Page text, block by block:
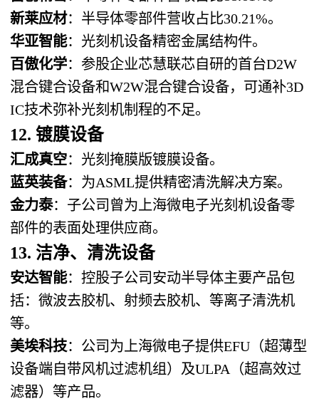
新莱应材：半导体零部件营收占比30.21%。
华亚智能：光刻机设备精密金属结构件。
百傲化学：参股企业芯慧联芯自研的首台D2W
混合键合设备和W2W混合键合设备，可通补3D
IC技术弥补光刻机制程的不足。
12. 镀膜设备
汇成真空：光刻掩膜版镀膜设备。
蓝英装备：为ASML提供精密清洗解决方案。
金力泰：子公司曾为上海微电子光刻机设备零
部件的表面处理供应商。
13. 洁净、清洗设备
安达智能：控股子公司安动半导体主要产品包
括：微波去胶机、射频去胶机、等离子清洗机
等。
美埃科技：公司为上海微电子提供EFU（超薄型
设备端自带风机过滤机组）及ULPA（超高效过
滤器）等产品。